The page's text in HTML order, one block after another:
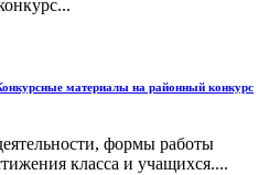
материалы на районный конкурс
формы работы
класса и учащихся....